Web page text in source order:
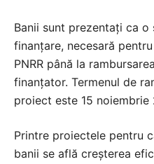
Banii sunt prezentați ca o
finanțare, necesară
PNRR până la
finanțator. Termenul de
proiect este 15 noiembrie
Printre proiectele pentru
banii se află creșterea